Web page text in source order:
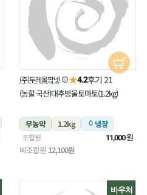
(주)두레올팜넷 ★4.2후기 21
(농할 국산)대추방울토마토(1.2kg)
무농약 1.2kg 냉장
조합원 11,000원
비조합원 12,100원
바우처